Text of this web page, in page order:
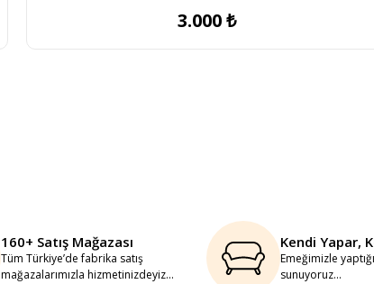
3.000 ₺
160+ Satış Mağazası
Tüm Türkiye’de fabrika satış
mağazalarımızla hizmetinizdeyiz...
Kendi Yapar,
Emeğimizle
sunuyoruz...